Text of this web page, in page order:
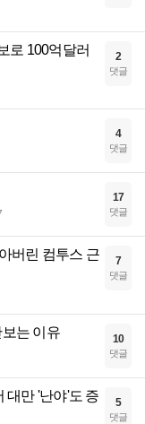
로 100억달러
2
댓글
4
댓글
17
댓글
버린 컴투스 근
7
댓글
는 이유 10
댓글
대만 '난야'도 증
5
댓글